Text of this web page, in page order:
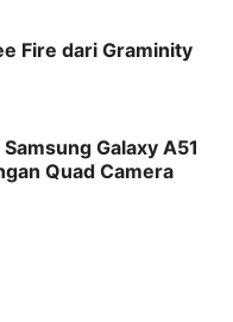
Fire dari Graminity
Galaxy A51
Quad Camera